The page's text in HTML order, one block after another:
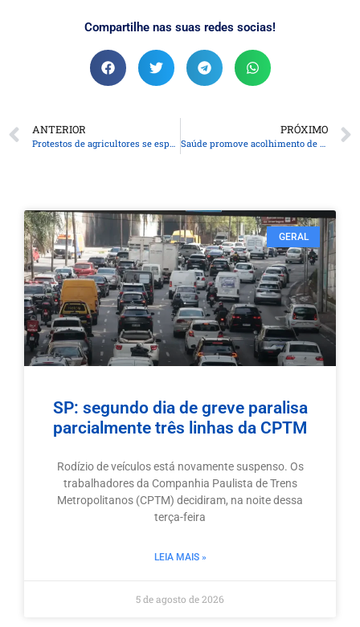
Compartilhe nas suas redes socias!
ANTERIOR
Protestos de agricultores se espalham pela Europa
PRÓXIMO
Saúde promove acolhimento de mais 313 profissionais do Programa Mais Médicos
GERAL
SP: segundo dia de greve paralisa
parcialmente três linhas da CPTM
Rodízio de veículos está novamente suspenso. Os
trabalhadores da Companhia Paulista de Trens
Metropolitanos (CPTM) decidiram, na noite dessa
terça-feira
LEIA MAIS »
5 de agosto de 2026